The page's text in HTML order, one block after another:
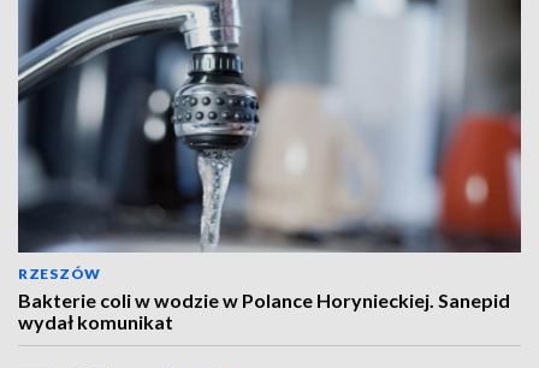
RZESZÓW
Bakterie coli w wodzie w Polance Horynieckiej. Sanepid
wydał komunikat